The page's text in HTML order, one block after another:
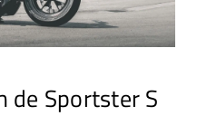
de Sportster S